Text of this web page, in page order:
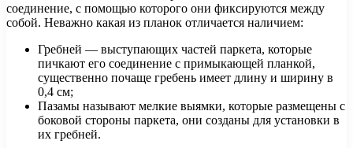
соединение, с помощью которого они фиксируются между
собой. Неважно какая из планок отличается наличием:
Гребней — выступающих частей паркета, которые
пичкают его соединение с примыкающей планкой,
существенно почаще гребень имеет длину и ширину в
0,4 см;
Пазамы называют мелкие выямки, которые размещены с
боковой стороны паркета, они созданы для установки в
их гребней.